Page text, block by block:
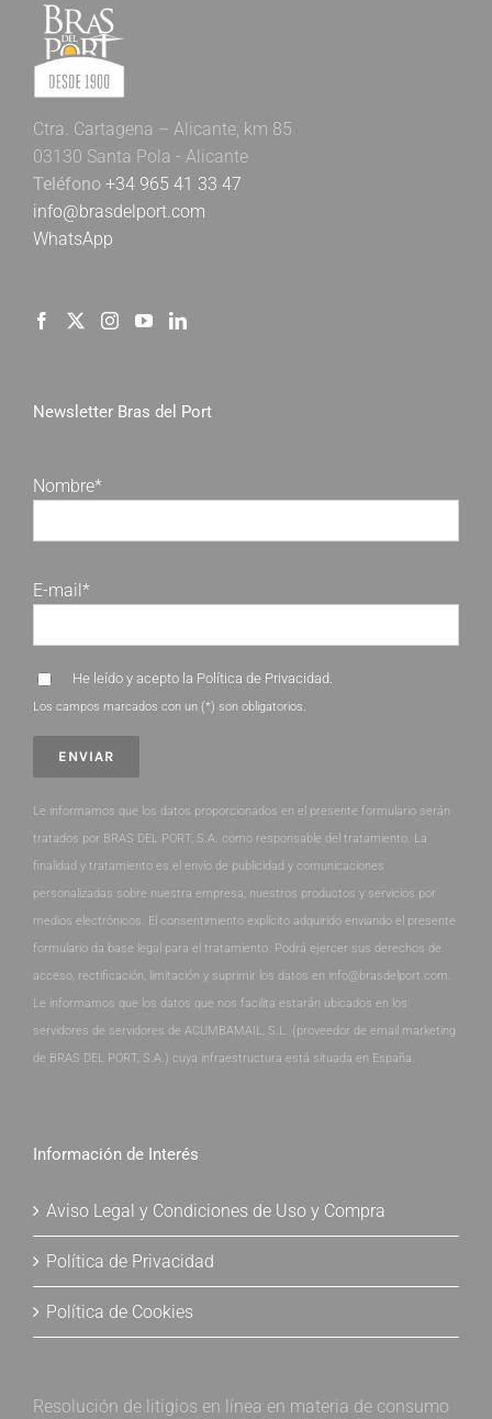
Ctra. Cartagena – Alicante, km 85
03130 Santa Pola - Alicante
Teléfono +34 965 41 33 47
info@brasdelport.com
WhatsApp
Newsletter Bras del Port
Nombre*
E-mail*
He leído y acepto la Política de Privacidad.
Los campos marcados con un (*) son obligatorios.
Le informamos que los datos proporcionados en el presente formulario serán
tratados por BRAS DEL PORT, S.A. como responsable del tratamiento. La
finalidad y tratamiento es el envío de publicidad y comunicaciones
personalizadas sobre nuestra empresa, nuestros productos y servicios por
medios electrónicos. El consentimiento explícito adquirido enviando el presente
formulario da base legal para el tratamiento. Podrá ejercer sus derechos de
acceso, rectificación, limitación y suprimir los datos en info@brasdelport.com.
Le informamos que los datos que nos facilita estarán ubicados en los
servidores de servidores de ACUMBAMAIL, S.L. (proveedor de email marketing
de BRAS DEL PORT, S.A.) cuya infraestructura está situada en España.
Información de Interés
Aviso Legal y Condiciones de Uso y Compra
Política de Privacidad
Política de Cookies
Resolución de litigios en línea en materia de consumo